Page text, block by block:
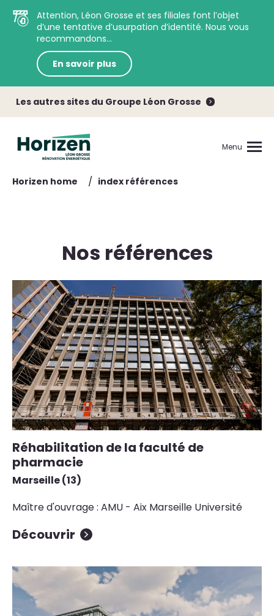
Attention, Léon Grosse et ses filiales font l’objet
d’une tentative d’usurpation d’identité. Nous vous
recommandons...
En savoir plus
Les autres sites du Groupe Léon Grosse
Menu
Horizen home / index références
Nos références
Réhabilitation de la faculté de
pharmacie
Marseille (13)
Maître d'ouvrage : AMU - Aix Marseille Université
Découvrir